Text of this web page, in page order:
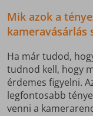
Mik azok a
kameravásárlás
Ha már tudod,
tudnod kell, hogy
érdemes figyelni.
legfontosabb
venni a